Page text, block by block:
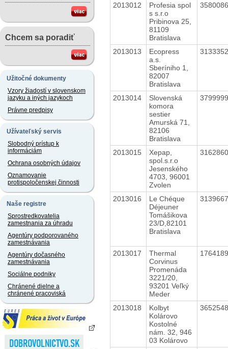
Chcem sa poradiť
Užitočné dokumenty
Vzory žiadostí v slovenskom
jazyku a iných jazykoch
Právne predpisy
Užívateľský servis
Slobodný prístup k
informáciám
Ochrana osobných údajov
Oznamovanie
protispoločenskej činnosti
Naše registre
Sprostredkovatelia
zamestnania za úhradu
Agentúry podporovaného
zamestnávania
Agentúry dočasného
zamestnávania
Sociálne podniky
Chránené dielne a
chránené pracoviská
2013012
Profesia spol
s s.r.o
Pribinova 25,
81109
Bratislava
2013013
Ecopress
a.s.
Sberíniho 1,
82007
Bratislava
2013014
Slovenská
komora
sestier
Amurská 71,
82106
Bratislava
2013015
Xepap,
spol.s.r.o
Jesenského
4703, 96001
Zvolen
2013016
Le Chéque
Déjeuner
Tomášikova
23/D,82101
Bratislava
2013017
Thermal
Corvinus
Promenáda
3221/20,
93201 Veľký
Meder
2013018
Kolbyt
Kolárovo
Kostolné
nám. 32, 946
03 Kolárovo